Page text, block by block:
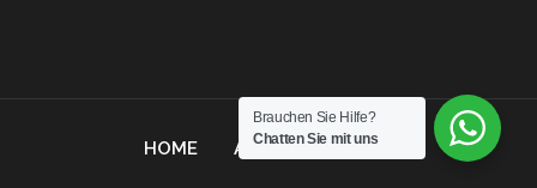
HOME AGB KONTAKT
Brauchen Sie Hilfe?
Chatten Sie mit uns